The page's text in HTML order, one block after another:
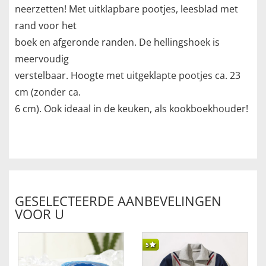
neerzetten! Met uitklapbare pootjes, leesblad met
rand voor het
boek en afgeronde randen. De hellingshoek is
meervoudig
verstelbaar. Hoogte met uitgeklapte pootjes ca. 23
cm (zonder ca.
6 cm). Ook ideaal in de keuken, als kookboekhouder!
GESELECTEERDE AANBEVELINGEN
VOOR U
5